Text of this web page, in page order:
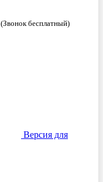
(Звонок бесплатный)
Версия для